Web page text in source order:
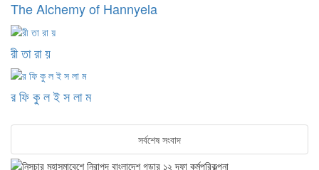
The Alchemy of Hannyela
রী তা রা য়
র ফি কু ল ই স লা ম
সর্বশেষ সংবাদ